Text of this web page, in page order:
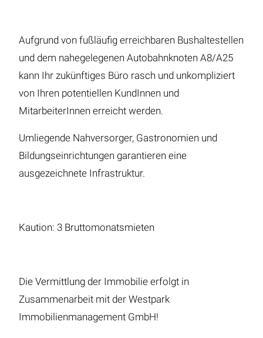
Aufgrund von fußläufig erreichbaren Bushaltestellen
und dem nahegelegenen Autobahnknoten A8/A25
kann Ihr zukünftiges Büro rasch und unkompliziert
von Ihren potentiellen KundInnen und
MitarbeiterInnen erreicht werden.
Umliegende Nahversorger, Gastronomien und
Bildungseinrichtungen garantieren eine
ausgezeichnete Infrastruktur.
Kaution: 3 Bruttomonatsmieten
Die Vermittlung der Immobilie erfolgt in
Zusammenarbeit mit der Westpark
Immobilienmanagement GmbH!